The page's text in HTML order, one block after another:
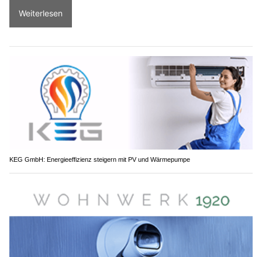
Weiterlesen
KEG GmbH: Energieeffizienz steigern mit PV und Wärmepumpe